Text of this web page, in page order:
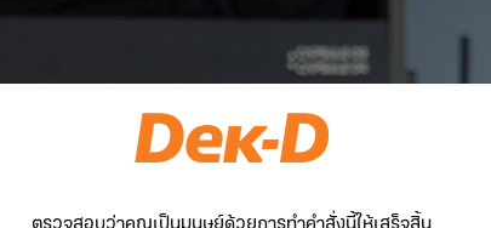
ตรวจสอบว่าคุณเป็นมนุษย์ด้วยการทำคำสั่งนี้ให้เสร็จสิ้น